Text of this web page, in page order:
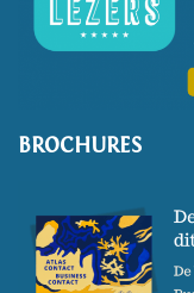
BROCHURES